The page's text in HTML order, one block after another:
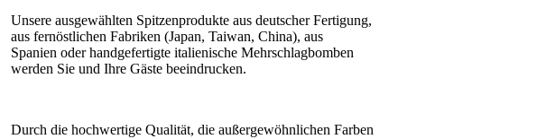
Unsere ausgewählten Spitzenprodukte aus deutscher Fertigung,
aus fernöstlichen Fabriken (Japan, Taiwan, China), aus
Spanien oder handgefertigte italienische Mehrschlagbomben
werden Sie und Ihre Gäste beeindrucken.
Durch die hochwertige Qualität, die außergewöhnlichen Farben